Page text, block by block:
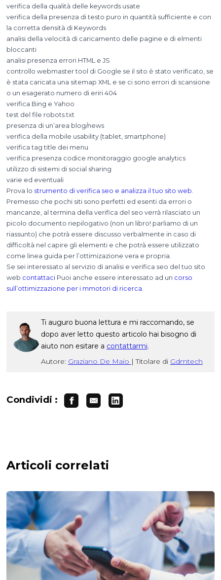
verifica della qualità delle keywords usate
verifica della presenza di testo puro in quantità sufficiente e con
la corretta densità di Keywords
analisi della velocità di caricamento delle pagine e di elmenti
bloccanti
analisi presenza errori HTML e JS
controllo webmaster tool di Google se il sito è stato verificato, se
è stata caricata una sitemap XML e se ci sono errori di scansione
o un esagerato numero di eriri 404
verifica Bing e Yahoo
test del file robots.txt
presenza di un’area blog/news
verifica della mobile usability (tablet, smartphone)
verifica tag title dei menu
verifica presenza codice monitoraggio google analytics
utilizzo di sistemi di social sharing
varie ed eventuali
Prova lo strumento di verifica seo e analizza il tuo sito web.
Premesso che pochi siti sono perfetti ed esenti da errori o
mancanze, al termina della verifica del seo verrà rilasciato un
picolo documento riepilogativo (non un libro! parliamo di un
riassunto) che potrà essere discusso verbalmente in caso di
difficoltà nel capire gli elementi e che potrà essere utilizzato
come linea guida per l’ottimizazione vera e propria.
Se sei interessato al servizio di analisi e verifica seo del tuo sito
web contattaciPuoi anche essere interessato ad un corso
sull’ottimizzazione per i mmotori di ricerca.
Ti auguro buona lettura e mi raccomando, se
dopo aver letto questo articolo hai bisogno di
aiuto non esitare a contattarmi.
Autore: Graziano De Maio | Titolare di Gdmtech
Condividi :
Articoli correlati